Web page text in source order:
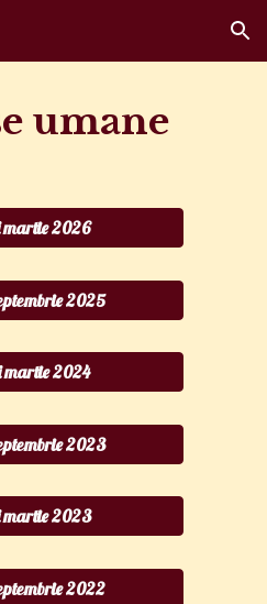
Skip to navigation
umane
2026
2025
2024
2023
2023
2022